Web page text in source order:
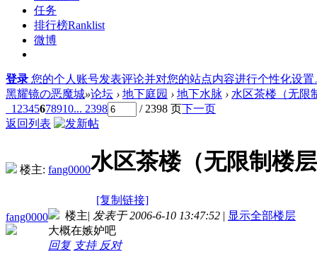
任务
排行榜Ranklist
微博
登录 您的个人账号发表评论并对您的站点内容进行个性化设置
黑耀镜の恶魔城»论坛 › 地下庭园 › 地下水脉 › 水区茶楼（无限
1 2345678910... 2398 / 2398 页下一页
返回列表
楼主: fang0000水区茶楼（无限制楼
[复制链接]
fang0000
楼主| 发表于 2006-6-10 13:47:52 | 显示全部楼层
大概在嫉妒吧
回复 支持 反对